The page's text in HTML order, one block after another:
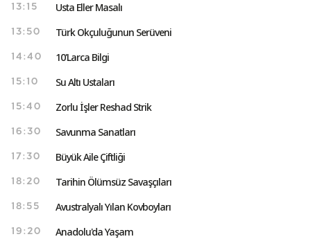
13:15 Usta Eller Masalı
13:50 Türk Okçuluğunun Serüveni
14:40 10'Larca Bilgi
15:10 Su Altı Ustaları
15:40 Zorlu İşler Reshad Strik
16:30 Savunma Sanatları
17:30 Büyük Aile Çiftliği
18:20 Tarihin Ölümsüz Savaşçıları
18:55 Avustralyalı Yılan Kovboyları
19:20 Anadolu'da Yaşam